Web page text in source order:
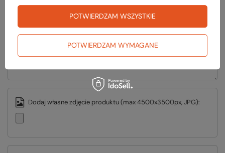
5/5
Treść twojej opinii
Dodaj własne zdjęcie produktu (max 4500x3500px, JPG):
POTWIERDZAM WYMAGANE
POTWIERDZAM WSZYSTKIE